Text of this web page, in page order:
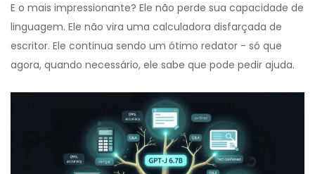
E o mais impressionante? Ele não perde sua capacidade de
linguagem. Ele não vira uma calculadora disfarçada de
escritor. Ele continua sendo um ótimo redator - só que
agora, quando necessário, ele sabe que pode pedir ajuda.